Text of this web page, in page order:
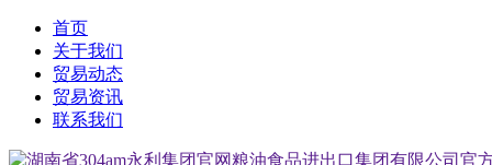
首页
关于我们
贸易动态
贸易资讯
联系我们